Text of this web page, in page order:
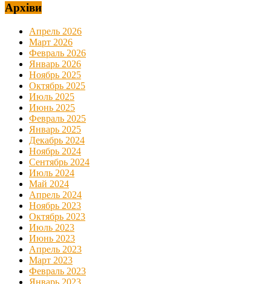
Архіви
Апрель 2026
Март 2026
Февраль 2026
Январь 2026
Ноябрь 2025
Октябрь 2025
Июль 2025
Июнь 2025
Февраль 2025
Январь 2025
Декабрь 2024
Ноябрь 2024
Сентябрь 2024
Июль 2024
Май 2024
Апрель 2024
Ноябрь 2023
Октябрь 2023
Июль 2023
Июнь 2023
Апрель 2023
Март 2023
Февраль 2023
Январь 2023